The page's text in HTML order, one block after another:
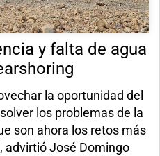
y falta de agua
la oportunidad del
los problemas de la
son ahora los retos más
advirtió José Domingo